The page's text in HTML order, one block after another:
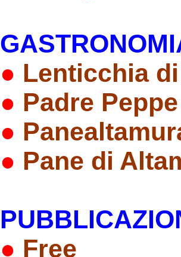
● Lenticchia
● Padre Peppe
●
● Pane di
● Free